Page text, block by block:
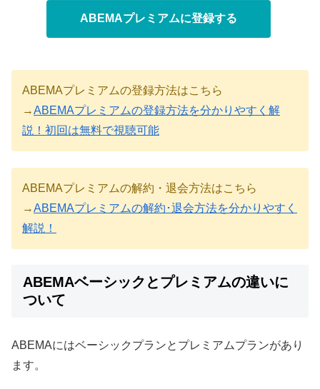
ABEMAプレミアムに登録する
ABEMAプレミアムの登録方法はこちら
→ABEMAプレミアムの登録方法を分かりやすく解
説！初回は無料で視聴可能
ABEMAプレミアムの解約・退会方法はこちら
→ABEMAプレミアムの解約･退会方法を分かりやすく
解説！
ABEMAベーシックとプレミアムの違いに
ついて
ABEMAにはベーシックプランとプレミアムプランがあり
ます。